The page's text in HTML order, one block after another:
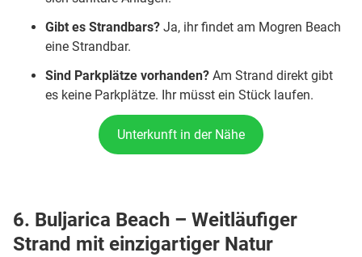
Gibt es Strandbars? Ja, ihr findet am Mogren Beach
eine Strandbar.
Sind Parkplätze vorhanden? Am Strand direkt gibt
es keine Parkplätze. Ihr müsst ein Stück laufen.
Unterkunft in der Nähe
6. Buljarica Beach – Weitläufiger
Strand mit einzigartiger Natur